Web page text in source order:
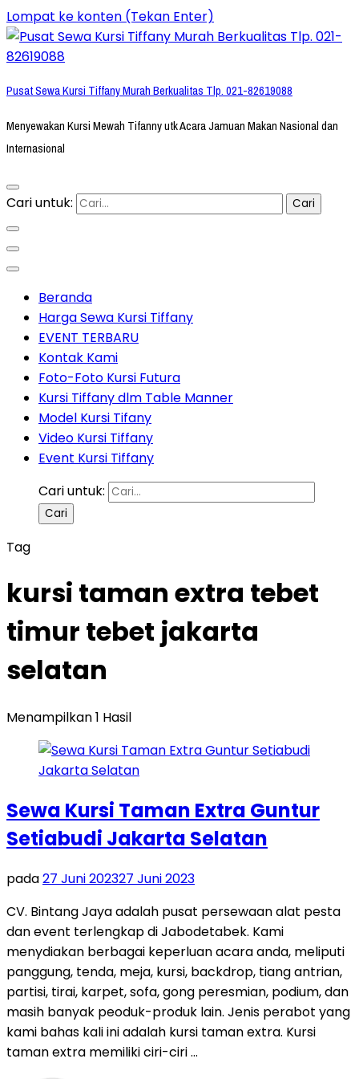
Lompat ke konten (Tekan Enter)
Pusat Sewa Kursi Tiffany Murah Berkualitas Tlp. 021-82619088
Menyewakan Kursi Mewah Tifanny utk Acara Jamuan Makan Nasional dan
Internasional
Cari untuk:
Beranda
Harga Sewa Kursi Tiffany
EVENT TERBARU
Kontak Kami
Foto-Foto Kursi Futura
Kursi Tiffany dlm Table Manner
Model Kursi Tifany
Video Kursi Tiffany
Event Kursi Tiffany
Cari untuk:
Tag
kursi taman extra tebet
timur tebet jakarta
selatan
Menampilkan 1 Hasil
Sewa Kursi Taman Extra Guntur
Setiabudi Jakarta Selatan
pada27 Juni 202327 Juni 2023
CV. Bintang Jaya adalah pusat persewaan alat pesta
dan event terlengkap di Jabodetabek. Kami
menydiakan berbagai keperluan acara anda, meliputi
panggung, tenda, meja, kursi, backdrop, tiang antrian,
partisi, tirai, karpet, sofa, gong peresmian, podium, dan
masih banyak peoduk-produk lain. Jenis perabot yang
kami bahas kali ini adalah kursi taman extra. Kursi
taman extra memiliki ciri-ciri …